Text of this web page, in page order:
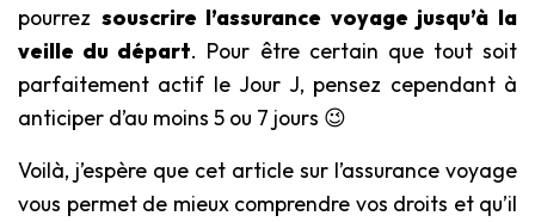
pourrez souscrire l’assurance voyage jusqu’à la
veille du départ. Pour être certain que tout soit
parfaitement actif le Jour J, pensez cependant à
anticiper d’au moins 5 ou 7 jours 😉
Voilà, j’espère que cet article sur l’assurance voyage
vous permet de mieux comprendre vos droits et qu’il